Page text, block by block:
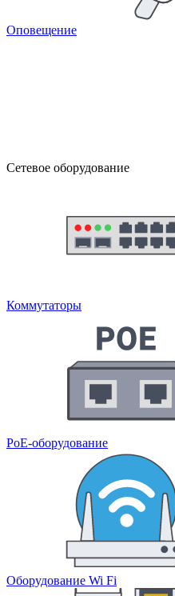
Оповещение
Сетевое оборудование
Коммутаторы
PoE-оборудование
Оборудование Wi Fi